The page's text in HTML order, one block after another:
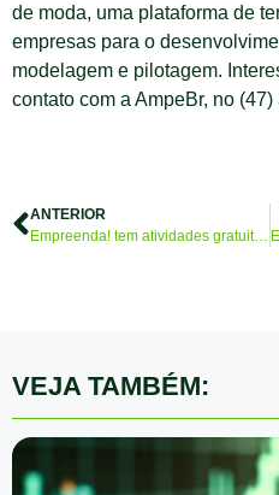
de moda, uma plataforma de
empresas para o
modelagem e pilotagem.
contato com a AmpeBr, no (47)
ANTERIOR
Empreenda! tem atividades gratuitas de capacitação, relacionamento, lazer e palestra com Sr. Dinheiro, do Fantástico
VEJA TAMBÉM: